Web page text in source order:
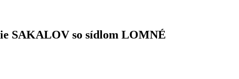
SAKALOV so sídlom LOMNÉ